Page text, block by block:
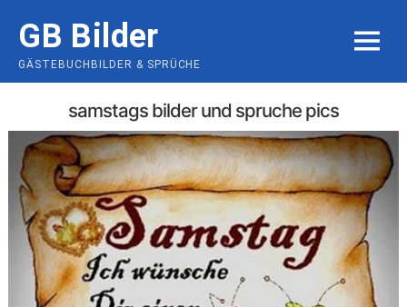
content
GB Bilder
GÄSTEBUCHBILDER & SPRÜCHE
MENU
samstags bilder und spruche pics